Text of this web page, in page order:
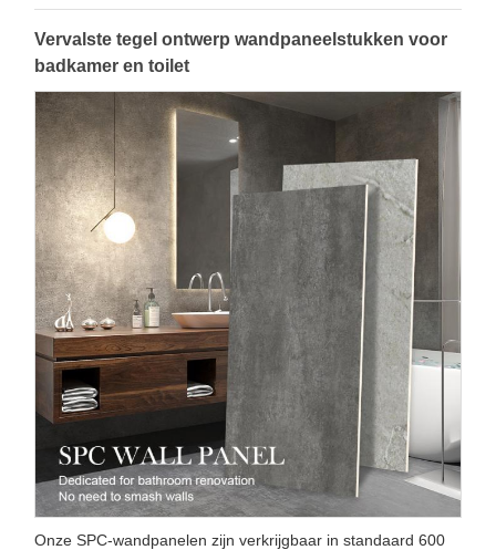
Vervalste tegel ontwerp wandpaneelstukken voor
badkamer en toilet
Onze SPC-wandpanelen zijn verkrijgbaar in standaard 600